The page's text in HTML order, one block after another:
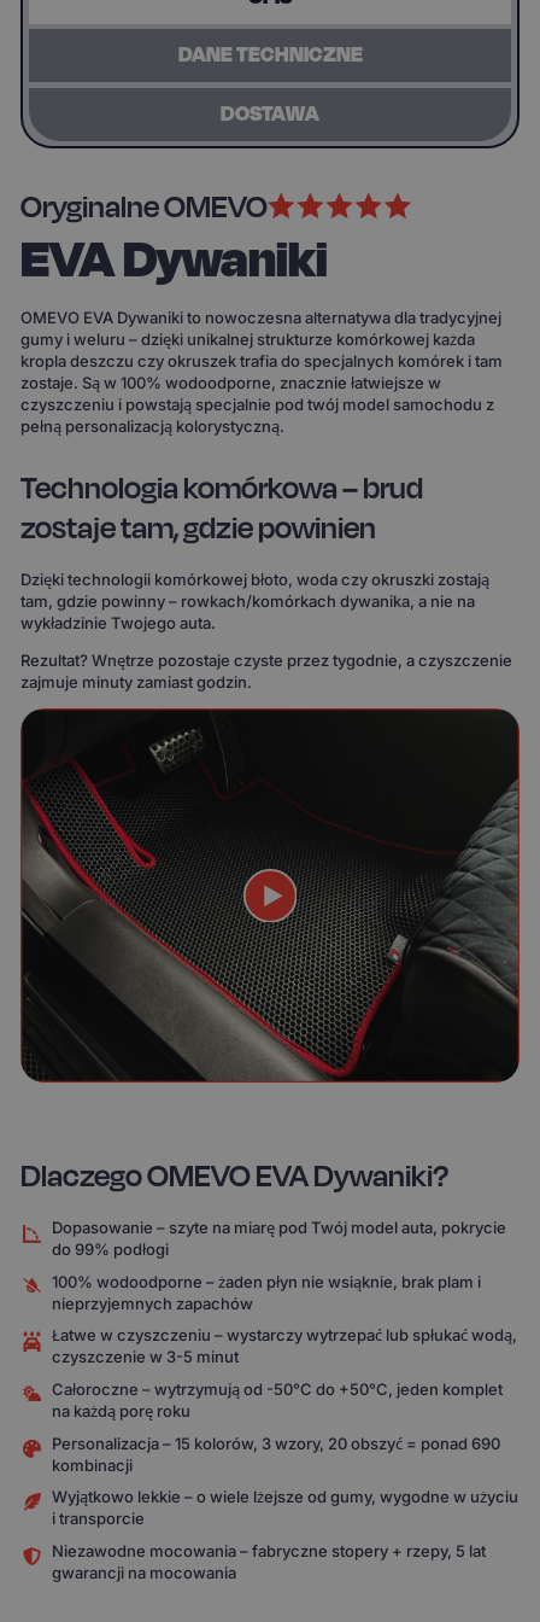
DANE TECHNICZNE
DOSTAWA
Oryginalne OMEVO
EVA Dywaniki
OMEVO EVA Dywaniki to nowoczesna alternatywa dla tradycyjnej
gumy i weluru – dzięki unikalnej strukturze komórkowej każda
kropla deszczu czy okruszek trafia do specjalnych komórek i tam
zostaje. Są w 100% wodoodporne, znacznie łatwiejsze w
czyszczeniu i powstają specjalnie pod twój model samochodu z
pełną personalizacją kolorystyczną.
Technologia komórkowa – brud
zostaje tam, gdzie powinien
Dzięki technologii komórkowej błoto, woda czy okruszki zostają
tam, gdzie powinny – rowkach/komórkach dywanika, a nie na
wykładzinie Twojego auta.
Rezultat? Wnętrze pozostaje czyste przez tygodnie, a czyszczenie
zajmuje minuty zamiast godzin.
Dlaczego OMEVO EVA Dywaniki?
Dopasowanie – szyte na miarę pod Twój model auta, pokrycie
do 99% podłogi
100% wodoodporne – żaden płyn nie wsiąknie, brak plam i
nieprzyjemnych zapachów
Łatwe w czyszczeniu – wystarczy wytrzepać lub spłukać wodą,
czyszczenie w 3-5 minut
Całoroczne – wytrzymują od -50°C do +50°C, jeden komplet
na każdą porę roku
Personalizacja – 15 kolorów, 3 wzory, 20 obszyć = ponad 690
kombinacji
Wyjątkowo lekkie – o wiele lżejsze od gumy, wygodne w użyciu
i transporcie
Niezawodne mocowania – fabryczne stopery + rzepy, 5 lat
gwarancji na mocowania